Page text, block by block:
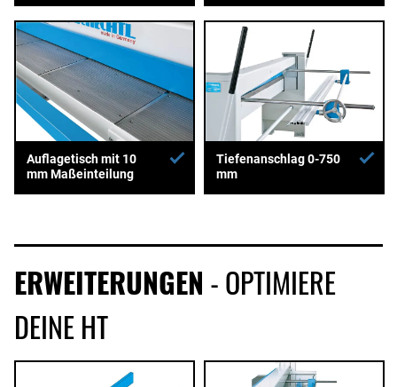
Auflagetisch mit 10
mm Maßeinteilung
Tiefenanschlag 0-750
mm
ERWEITERUNGEN - OPTIMIERE
DEINE HT